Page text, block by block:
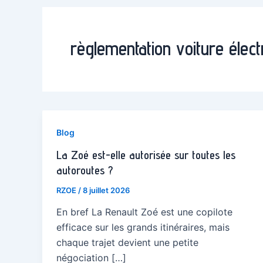
règlementation voiture
Blog
La Zoé est-elle autorisée sur toutes les
autoroutes ?
RZOE /8 juillet 2026
En bref La Renault Zoé est une copilote
efficace sur les grands itinéraires, mais
chaque trajet devient une petite
négociation […]